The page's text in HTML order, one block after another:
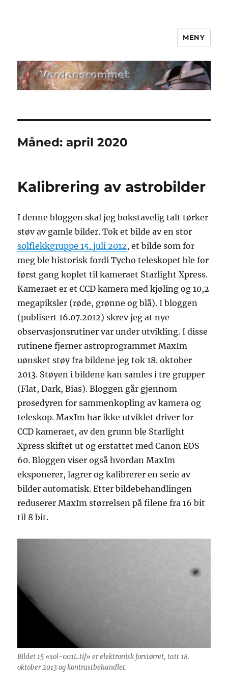
MENY
Måned:april 2020
Kalibrering av astrobilder
I denne bloggen skal jeg bokstavelig talt tørker
støv av gamle bilder. Tok et bilde av en stor
solflekkgruppe 15. juli 2012, et bilde som for
meg ble historisk fordi Tycho teleskopet ble for
først gang koplet til kameraet Starlight Xpress.
Kameraet er et CCD kamera med kjøling og 10,2
megapiksler (røde, grønne og blå). I bloggen
(publisert 16.07.2012) skrev jeg at nye
observasjonsrutiner var under utvikling. I disse
rutinene fjerner astroprogrammet MaxIm
uønsket støy fra bildene jeg tok 18. oktober
2013. Støyen i bildene kan samles i tre grupper
(Flat, Dark, Bias). Bloggen går gjennom
prosedyren for sammenkopling av kamera og
teleskop. MaxIm har ikke utviklet driver for
CCD kameraet, av den grunn ble Starlight
Xpress skiftet ut og erstattet med Canon EOS
60. Bloggen viser også hvordan MaxIm
eksponerer, lagrer og kalibrerer en serie av
bilder automatisk. Etter bildebehandlingen
reduserer MaxIm størrelsen på filene fra 16 bit
til 8 bit.
Bildet 15 «sol-001L.tif» er elektronisk forstørret, tatt 18.
oktober 2013 og kontrastbehandlet.